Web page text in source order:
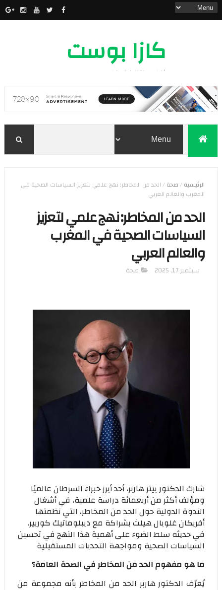
كازا بوست
أخبار مدينة الدار البيضاء
الرئيسية/صحة/الحد من المخاطر: نهج علمي لتعزيز السياسات الصحية في
المغرب والعالم العربي
الحد من المخاطر: نهج علمي لتعزيز
السياسات الصحية في المغرب
والعالم العربي
سبتمبر 17, 2025 صحة
شارك الدكتور بيتر هاربر، أحد أبرز خبراء السرطان عالميًا
ومؤلف أكثر من أربعمائة دراسة علمية، في أشغال
الندوة الدولية حول الحد من المخاطر، التي نظمتها
أفريكان غلوبال هيلث بشراكة مع ديبلوماتيك كوريير.
في حديثه سلط الضوء على أهمية هذا النهج في تحسين
السياسات الصحية ومواجهة التحديات المستقبلية
ما هو مفهوم الحد من المخاطر في الصحة العامة؟
يُعرّف الدكتور هاربر الحد من المخاطر بأنه مجموعة من